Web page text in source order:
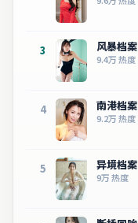
3 风暴档案
9.4万热度
4 南港档案
9.2万热度
5 异境档案
9万热度